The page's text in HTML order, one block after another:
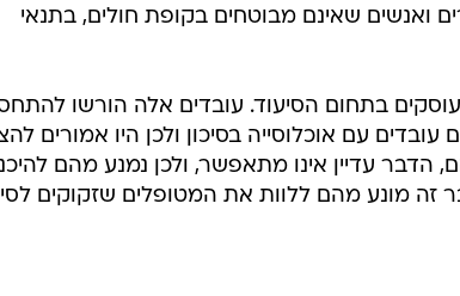
ואנשים שאינם מבוטחים בקופת חולים, בתנאי
עובדים זרים העוסקים בתחום הסיעוד. עובדים אלה הורשו
עם אוכלוסייה בסיכון ולכן היו אמורים
הדבר עדיין אינו מתאפשר, ולכן נמנע מהם
זה מונע מהם ללוות את המטופלים שזקוקים